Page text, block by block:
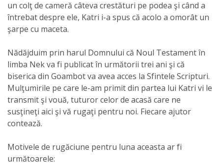
un colţ de cameră câteva crestături pe podea şi când a
întrebat despre ele, Katri i-a spus că acolo a omorât un
şarpe cu maceta.
Nădăjduim prin harul Domnului că Noul Testament în
limba Nek va fi publicat în următorii trei ani şi că
biserica din Goambot va avea acces la Sfintele Scripturi.
Mulţumirile pe care le-am primit din partea lui Katri vi le
transmit şi vouă, tuturor celor de acasă care ne
susţineţi aici şi vă rugaţi pentru noi. Fiecare ajutor
contează.
Motivele de rugăciune pentru luna aceasta ar fi
următoarele: